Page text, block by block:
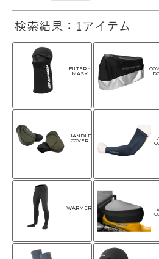
検索結果：1アイテム
FILTER・
MASK
HANDLE
COVER
WARMER